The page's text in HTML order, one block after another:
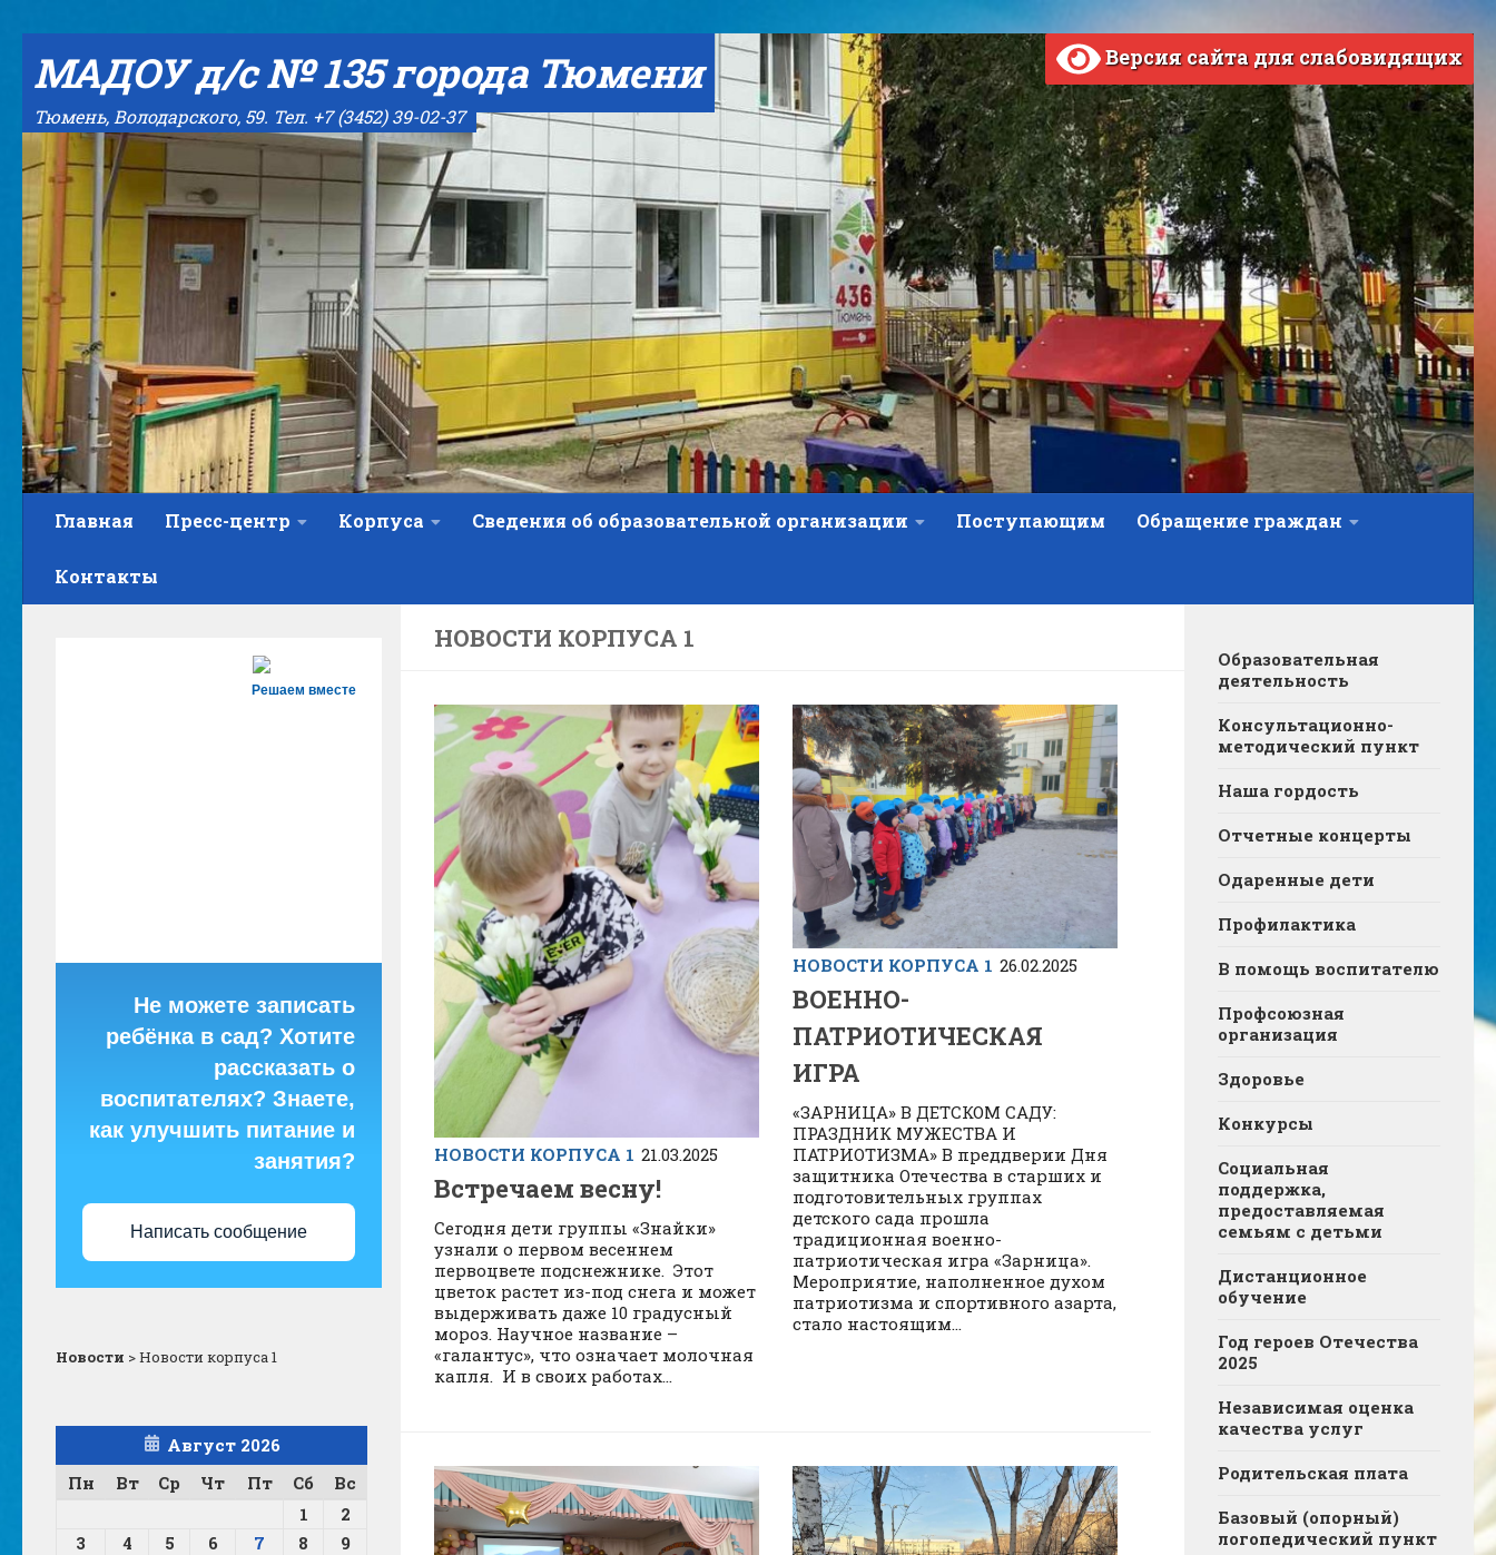
Skip to content
МАДОУ д/с № 135 города Тюмени
Тюмень, Володарского, 59. Тел. +7 (3452) 39-02-37
Версия сайта для слабовидящих
Главная Пресс-центр Корпуса Сведения об образовательной организации Поступающим Обращение граждан
Контакты
НОВОСТИ КОРПУСА 1
НОВОСТИ КОРПУСА 1 21.03.2025
Встречаем весну!
Сегодня дети группы «Знайки»
узнали о первом весеннем
первоцвете подснежнике. Этот
цветок растет из-под снега и может
выдерживать даже 10 градусный
мороз. Научное название –
«галантус», что означает молочная
капля. И в своих работах...
НОВОСТИ КОРПУСА 1 26.02.2025
ВОЕННО-
ПАТРИОТИЧЕСКАЯ
ИГРА
«ЗАРНИЦА» В ДЕТСКОМ САДУ:
ПРАЗДНИК МУЖЕСТВА И
ПАТРИОТИЗМА» В преддверии Дня
защитника Отечества в старших и
подготовительных группах
детского сада прошла
традиционная военно-
патриотическая игра «Зарница».
Мероприятие, наполненное духом
патриотизма и спортивного азарта,
стало настоящим...
Решаем вместе
Не можете записать
ребёнка в сад? Хотите
рассказать о
воспитателях? Знаете,
как улучшить питание и
занятия?
Написать сообщение
Новости >Новости корпуса 1
Август 2026
Пн
Вт Ср Чт Пт Сб
Вс
1
2
3
4 5 6 7 8
9
Образовательная
деятельность
Консультационно-
методический пункт
Наша гордость
Отчетные концерты
Одаренные дети
Профилактика
В помощь воспитателю
Профсоюзная
организация
Здоровье
Конкурсы
Социальная
поддержка,
предоставляемая
семьям с детьми
Дистанционное
обучение
Год героев Отечества
2025
Независимая оценка
качества услуг
Родительская плата
Базовый (опорный)
логопедический пункт